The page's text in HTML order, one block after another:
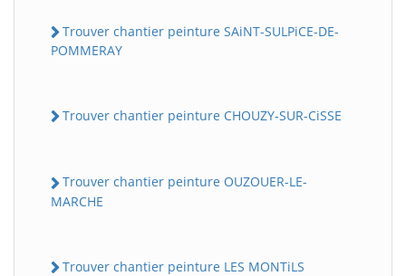
Trouver chantier peinture SAiNT-SULPiCE-DE-
POMMERAY
Trouver chantier peinture CHOUZY-SUR-CiSSE
Trouver chantier peinture OUZOUER-LE-
MARCHE
Trouver chantier peinture LES MONTiLS